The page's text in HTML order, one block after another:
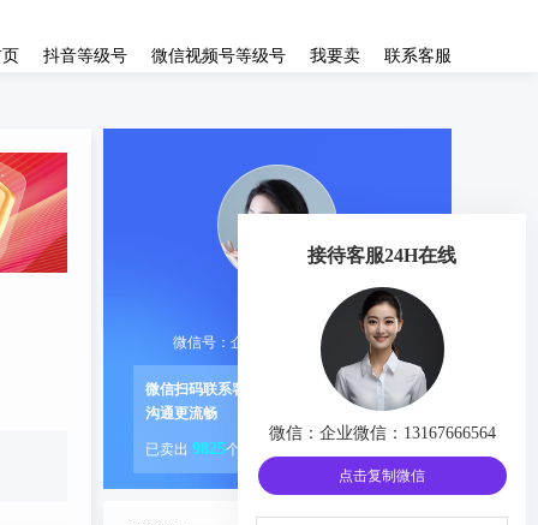
抖音等级号 微信视频号等级号 我要卖 联系客服
微信号：企业微信：13167666564
微信扫码联系客服
沟通更流畅
已卖出 9825个账号
接待客服24H在线
微信： 企业微信：13167666564
点击复制微信